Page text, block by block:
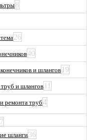
8
26
40
и шлангов 19
и шлангов 11
ремонта труб4
шланги36